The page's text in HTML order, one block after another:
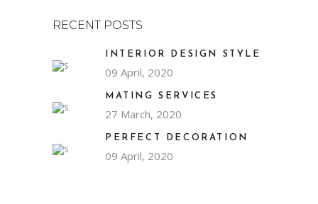
RECENT POSTS
INTERIOR DESIGN STYLE
09 April, 2020
MATING SERVICES
27 March, 2020
PERFECT DECORATION
09 April, 2020